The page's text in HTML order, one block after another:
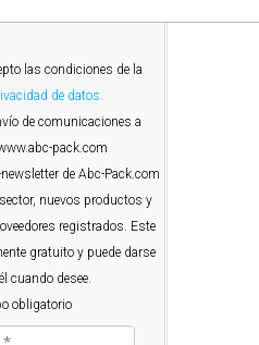
las condiciones de la
de datos.
de comunicaciones a
pack.com
newsletter de Abc-Pack.com
nuevos productos y
registrados. Este
gratuito y puede darse
cuando desee.
obligatorio